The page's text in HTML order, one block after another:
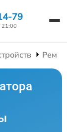
79
21:00